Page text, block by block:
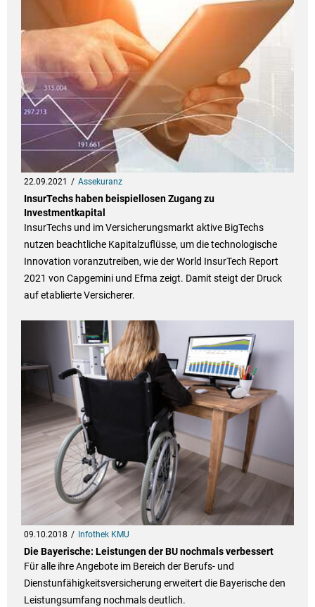
22.09.2021 Assekuranz
InsurTechs haben beispiellosen Zugang zu
Investmentkapital
InsurTechs und im Versicherungsmarkt aktive BigTechs
nutzen beachtliche Kapitalzuflüsse, um die technologische
Innovation voranzutreiben, wie der World InsurTech Report
2021 von Capgemini und Efma zeigt. Damit steigt der Druck
auf etablierte Versicherer.
09.10.2018 Infothek KMU
Die Bayerische: Leistungen der BU nochmals verbessert
Für alle ihre Angebote im Bereich der Berufs- und
Dienstunfähigkeitsversicherung erweitert die Bayerische den
Leistungsumfang nochmals deutlich.